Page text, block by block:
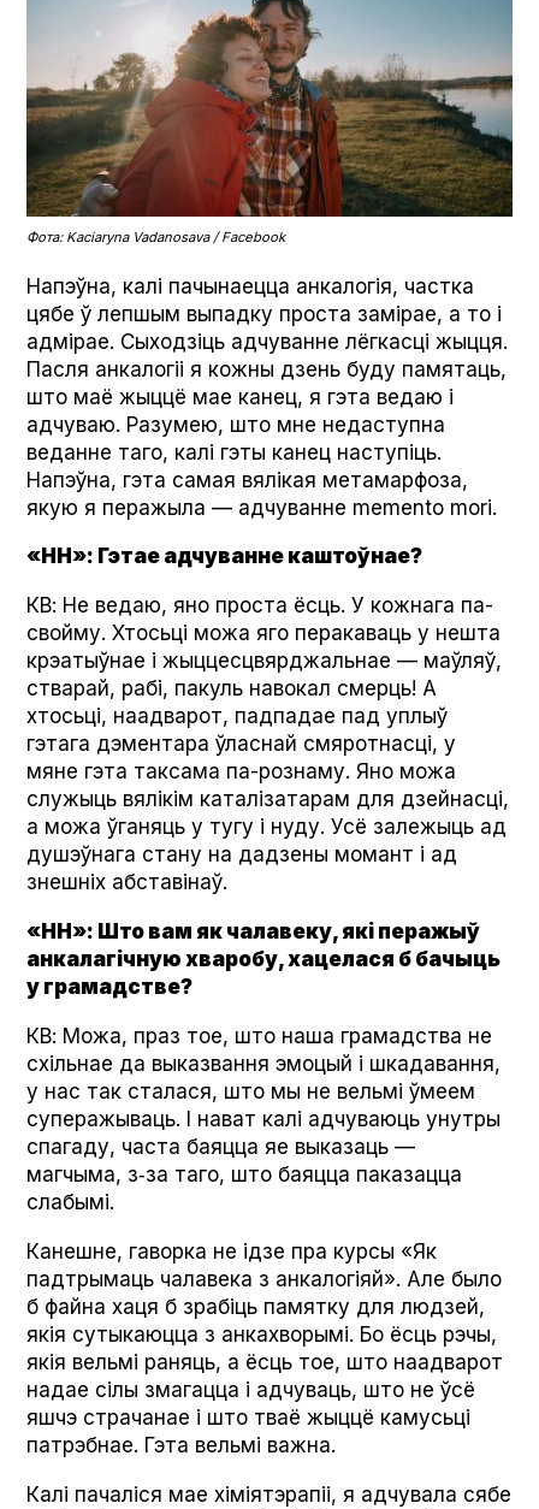
Фота: Kaciaryna Vadanosava / Facebook
Напэўна, калі пачынаецца анкалогія, частка
цябе ў лепшым выпадку проста замірае, а то і
адмірае. Сыходзіць адчуванне лёгкасці жыцця.
Пасля анкалогіі я кожны дзень буду памятаць,
што маё жыццё мае канец, я гэта ведаю і
адчуваю. Разумею, што мне недаступна
веданне таго, калі гэты канец наступіць.
Напэўна, гэта самая вялікая метамарфоза,
якую я перажыла — адчуванне memen­to mori.
«НН»: Гэтае адчуванне каштоўнае?
КВ: Не ведаю, яно проста ёсць. У кожнага па-
свойму. Хтосьці можа яго перакаваць у нешта
крэатыўнае і жыццесцвярджальнае — маўляў,
стварай, рабі, пакуль навокал смерць! А
хтосьці, наадварот, падпадае пад уплыў
гэтага дэментара ўласнай смяротнасці, у
мяне гэта таксама па-рознаму. Яно можа
служыць вялікім каталізатарам для дзейнасці,
а можа ўганяць у тугу і нуду. Усё залежыць ад
душэўнага стану на дадзены момант і ад
знешніх абставінаў.
«НН»: Што вам як чалавеку, які перажыў
анкалагічную хваробу, хацелася б бачыць
у грамадстве?
КВ: Можа, праз тое, што наша грамадства не
схільнае да выказвання эмоцый і шкадавання,
у нас так сталася, што мы не вельмі ўмеем
суперажываць. І нават калі адчуваюць унутры
спагаду, часта баяцца яе выказаць —
магчыма, з‑за таго, што баяцца паказацца
слабымі.
Канешне, гаворка не ідзе пра курсы «Як
падтрымаць чалавека з анкалогіяй». Але было
б файна хаця б зрабіць памятку для людзей,
якія сутыкаюцца з анкахворымі. Бо ёсць рэчы,
якія вельмі раняць, а ёсць тое, што наадварот
надае сілы змагацца і адчуваць, што не ўсё
яшчэ страчанае і што тваё жыццё камусьці
патрэбнае. Гэта вельмі важна.
Калі пачаліся мае хіміятэрапіі, я адчувала сябе